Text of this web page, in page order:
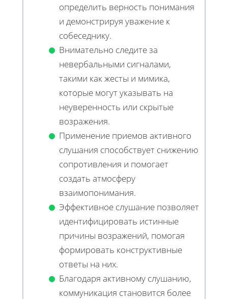
определить верность понимания
и демонстрируя уважение к
собеседнику.
Внимательно следите за
невербальными сигналами,
такими как жесты и мимика,
которые могут указывать на
неуверенность или скрытые
возражения.
Применение приемов активного
слушания способствует снижению
сопротивления и помогает
создать атмосферу
взаимопонимания.
Эффективное слушание позволяет
идентифицировать истинные
причины возражений, помогая
формировать конструктивные
ответы на них.
Благодаря активному слушанию,
коммуникация становится более